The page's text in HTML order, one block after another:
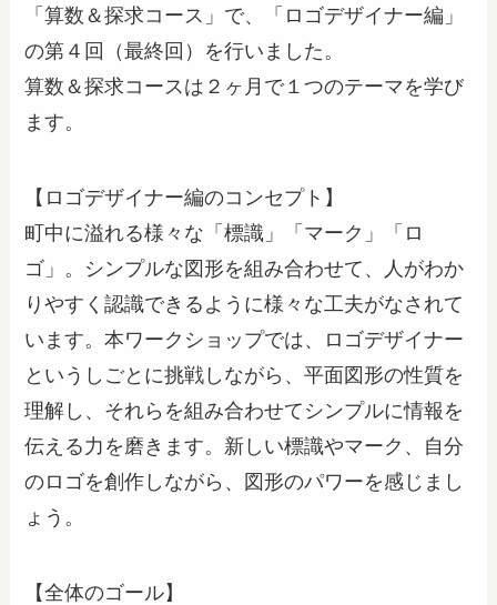
「算数＆探求コース」で、「ロゴデザイナー編」
の第４回（最終回）を行いました。
算数＆探求コースは２ヶ月で１つのテーマを学び
ます。
【ロゴデザイナー編のコンセプト】
町中に溢れる様々な「標識」「マーク」「ロ
ゴ」。シンプルな図形を組み合わせて、人がわか
りやすく認識できるように様々な工夫がなされて
います。本ワークショップでは、ロゴデザイナー
というしごとに挑戦しながら、平面図形の性質を
理解し、それらを組み合わせてシンプルに情報を
伝える力を磨きます。新しい標識やマーク、自分
のロゴを創作しながら、図形のパワーを感じまし
ょう。
【全体のゴール】